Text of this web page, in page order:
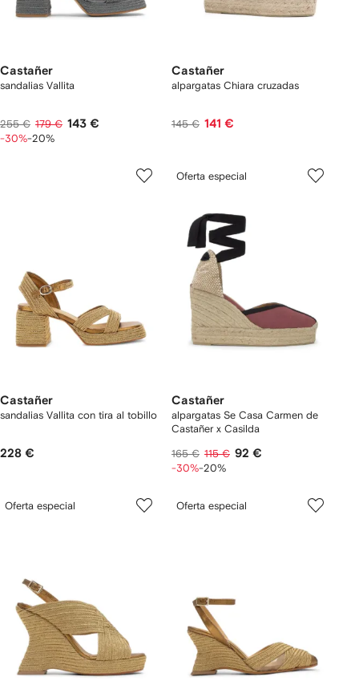
Castañer
sandalias Vallita
255 € 179 € 143 €
-30%-20%
Castañer
alpargatas Chiara cruzadas
145 € 141 €
Castañer
sandalias Vallita con tira al tobillo
228 €
Oferta especial
Castañer
alpargatas Se Casa Carmen de
Castañer x Casilda
165 € 115 € 92 €
-30%-20%
Oferta especial Oferta especial